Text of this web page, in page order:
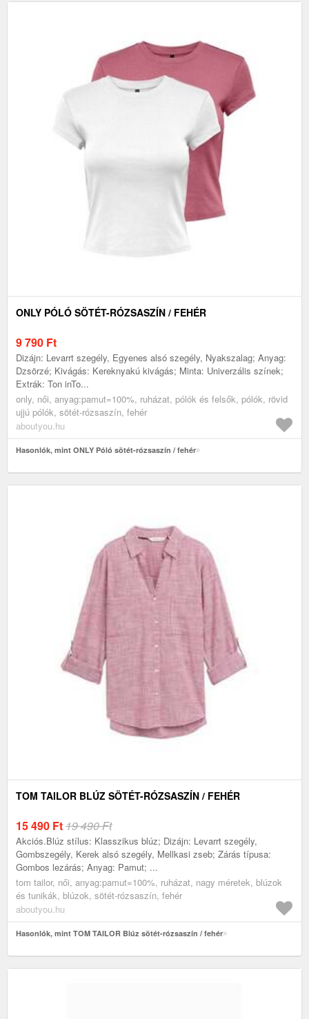
ONLY PÓLÓ SÖTÉT-RÓZSASZÍN / FEHÉR
9 790 Ft
Dizájn: Levarrt szegély, Egyenes alsó szegély, Nyakszalag; Anyag:
Dzsörzé; Kivágás: Kereknyakú kivágás; Minta: Univerzális színek;
Extrák: Ton inTo...
only, női, anyag:pamut=100%, ruházat, pólók és felsők, pólók, rövid
ujjú pólók, sötét-rózsaszín, fehér
aboutyou.hu
Hasonlók, mint ONLY Póló sötét-rózsaszín / fehér
TOM TAILOR BLÚZ SÖTÉT-RÓZSASZÍN / FEHÉR
15 490 Ft19 490 Ft
Akciós.Blúz stílus: Klasszikus blúz; Dizájn: Levarrt szegély,
Gombszegély, Kerek alsó szegély, Mellkasi zseb; Zárás típusa:
Gombos lezárás; Anyag: Pamut; ...
tom tailor, női, anyag:pamut=100%, ruházat, nagy méretek, blúzok
és tunikák, blúzok, sötét-rózsaszín, fehér
aboutyou.hu
Hasonlók, mint TOM TAILOR Blúz sötét-rózsaszín / fehér